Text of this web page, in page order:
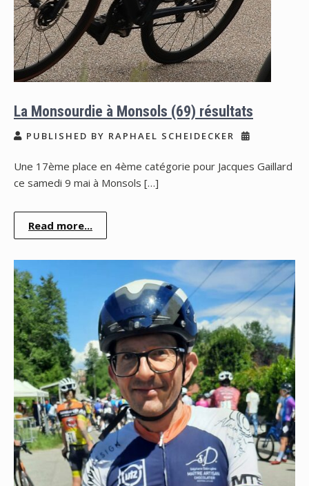
La Monsourdie à Monsols (69) résultats
PUBLISHED BY RAPHAEL SCHEIDECKER
Une 17ème place en 4ème catégorie pour Jacques Gaillard
ce samedi 9 mai à Monsols […]
Read more...